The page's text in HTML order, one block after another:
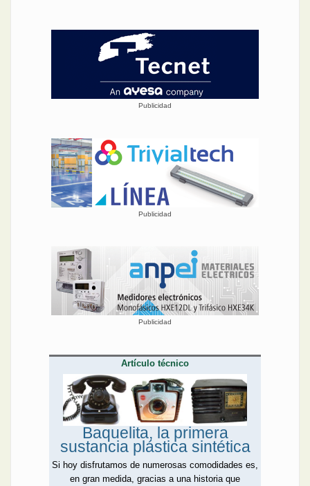
Publicidad
Publicidad
Publicidad
Artículo técnico
Baquelita, la primera
sustancia plástica sintética
Si hoy disfrutamos de numerosas comodidades es,
en gran medida, gracias a una historia que